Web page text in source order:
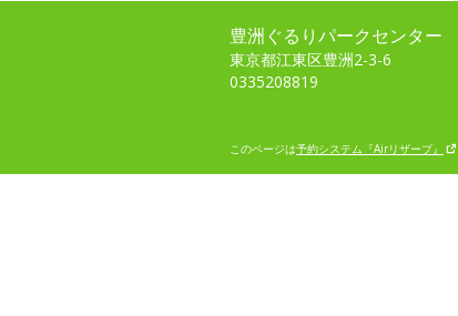
豊洲ぐるりパークセンター
東京都江東区豊洲2-3-6
0335208819
このページは予約システム『Airリザーブ』